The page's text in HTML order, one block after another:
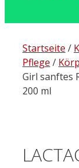
Startseite /
Pflege /
Girl sanftes
200 ml